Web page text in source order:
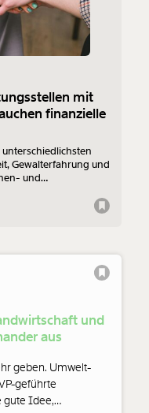
mit
finanzielle
Gewalterfahrung und
und
Ein Appell an die
und
aus
geben. Umwelt-
geführte
gute Idee,